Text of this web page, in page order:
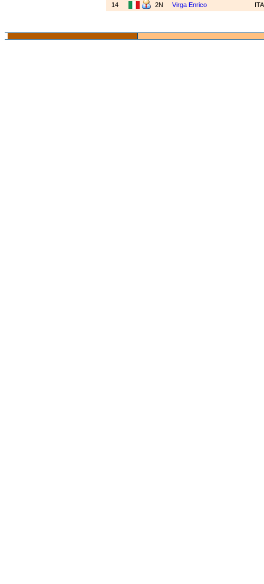
14
2N Virga Enrico